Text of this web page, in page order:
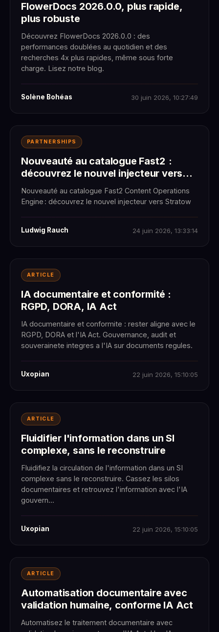
FlowerDocs 2026.0.0, plus rapide,
plus robuste
Découvrez FlowerDocs 2026.0.0 : des
performances doublées au quotidien et des
recherches 4x plus rapides, même sous forte
charge. Lisez notre blog.
Solène Bohéas 30 juin 2026, 10:27:49
PARTNERSHIPS
Nouveauté au catalogue Fast2 :
découvrez le nouvel injecteur vers
Stratow
Nouveauté au catalogue Fast2 Content Operations
Engine : découvrez le nouvel injecteur vers Stratow
Ludwig Rauch 24 juin 2026, 13:33:14
ARTICLE
IA documentaire et conformité :
RGPD, DORA, IA Act
IA documentaire et conformite : rester aligne avec le
RGPD, DORA et l'IA Act. Gouvernance, audit et
souverainete integres a l'IA sur documents regules.
Uxopian 22 juin 2026, 15:10:05
ARTICLE
Fluidifier l'information dans un SI
complexe, sans le reconstruire
Fluidifiez la circulation de l'information dans un SI
complexe sans le reconstruire. Cassez les silos
documentaires et retrouvez l'information avec l'IA
gouvern...
Uxopian 22 juin 2026, 15:10:05
ARTICLE
Automatisation documentaire avec
validation humaine, conforme IA Act
Automatisez le traitement documentaire avec